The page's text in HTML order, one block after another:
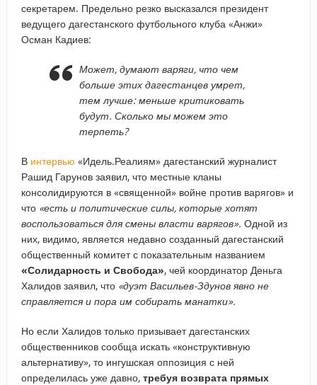
секретарем. Предельно резко высказался президент
ведущего дагестанского футбольного клуба «Анжи»
Осман Кадиев:
Может, думают варяги, что чем
больше этих дагестанцев умрет,
тем лучше: меньше критиковать
будут. Сколько мы можем это
терпеть?
В интервью «Идель.Реалиям» дагестанский журналист
Рашид Гарунов заявил, что местные кланы
консолидируются в «священной» войне против варягов» и
что «есть и политические силы, которые хотят
воспользоваться для смены власти варягов». Одной из
них, видимо, является недавно созданный дагестанский
общественный комитет с показательным названием
«Солидарность и Свобода», чей координатор Деньга
Халидов заявил, что «дуэт Васильев-Здунов явно не
справляется и пора им собирать манатки».
Но если Халидов только призывает дагестанских
общественников сообща искать «конструктивную
альтернативу», то ингушская оппозиция с ней
определилась уже давно, требуя возврата прямых